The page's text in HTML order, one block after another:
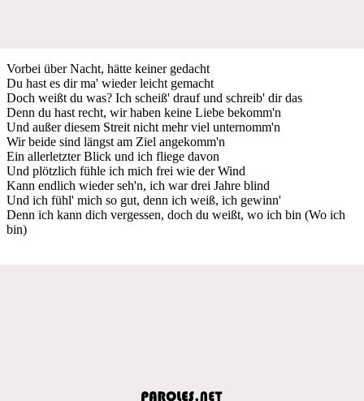
Vorbei über Nacht, hätte keiner gedacht
Du hast es dir ma' wieder leicht gemacht
Doch weißt du was? Ich scheiß' drauf und schreib' dir das
Denn du hast recht, wir haben keine Liebe bekomm'n
Und außer diesem Streit nicht mehr viel unternomm'n
Wir beide sind längst am Ziel angekomm'n
Ein allerletzter Blick und ich fliege davon
Und plötzlich fühle ich mich frei wie der Wind
Kann endlich wieder seh'n, ich war drei Jahre blind
Und ich fühl' mich so gut, denn ich weiß, ich gewinn'
Denn ich kann dich vergessen, doch du weißt, wo ich bin (Wo ich
bin)